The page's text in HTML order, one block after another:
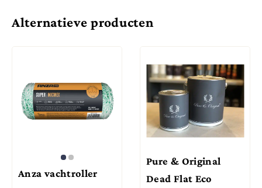
Alternatieve producten
Anza vachtroller
Pure & Original
Dead Flat Eco